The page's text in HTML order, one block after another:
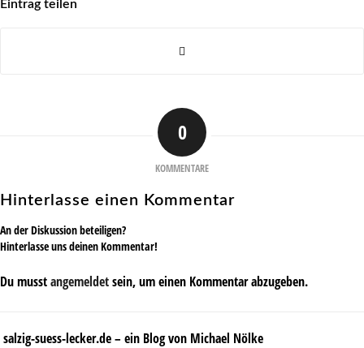
Eintrag teilen
0
KOMMENTARE
Hinterlasse einen Kommentar
An der Diskussion beteiligen?
Hinterlasse uns deinen Kommentar!
Du musstangemeldetsein, um einen Kommentar abzugeben.
salzig-suess-lecker.de – ein Blog von Michael Nölke